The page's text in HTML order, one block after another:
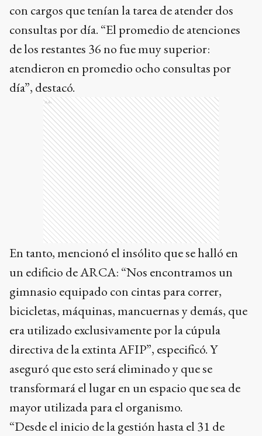
con cargos que tenían la tarea de atender dos
consultas por día. “El promedio de atenciones
de los restantes 36 no fue muy superior:
atendieron en promedio ocho consultas por
día”, destacó.
Ads
En tanto, mencionó el insólito que se halló en
un edificio de ARCA: “Nos encontramos un
gimnasio equipado con cintas para correr,
bicicletas, máquinas, mancuernas y demás, que
era utilizado exclusivamente por la cúpula
directiva de la extinta AFIP”, especificó. Y
aseguró que esto será eliminado y que se
transformará el lugar en un espacio que sea de
mayor utilizada para el organismo.
“Desde el inicio de la gestión hasta el 31 de